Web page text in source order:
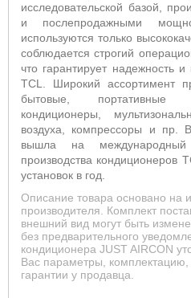
исследовательской базой,
и послепродажными
используются только
соблюдается строгий
что гарантирует надежность
TCL. Широкий ассортимент
бытовые, портативные
кондиционеры,
воздуха, компрессоры и пр.
вышла на
производства кондиционеров
установок в год.
Описание товара основано на
производителя. Комплект
внешний вид могут быть
без предварительного
кондиционера JUST AIRCON
Вас параметры,
гарантии у продавца.